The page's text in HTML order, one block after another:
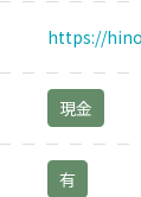
https://
現金
有